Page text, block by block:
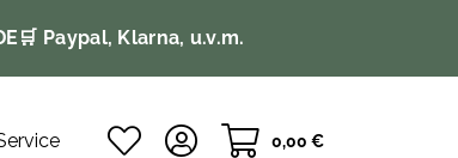
🛒 Paypal, Klarna, u.v.m.
0,00 €